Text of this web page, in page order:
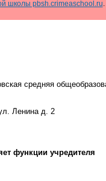
школы pbsh.crimeaschool.ru.
средняя
Ленина д. 2
функции учредителя